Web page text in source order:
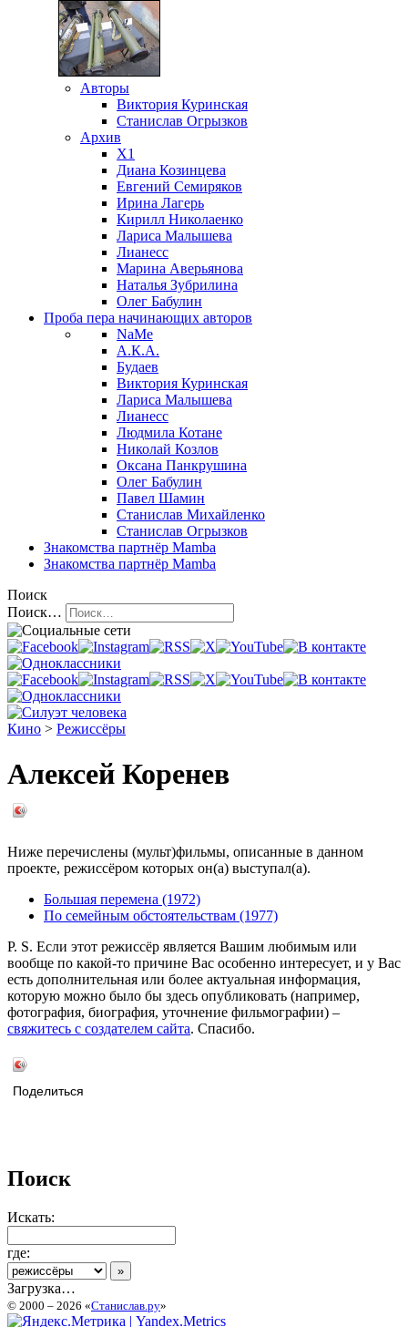
Авторы
Виктория Куринская
Станислав Огрызков
Архив
X1
Диана Козинцева
Евгений Семиряков
Ирина Лагерь
Кирилл Николаенко
Лариса Малышева
Лианесс
Марина Аверьянова
Наталья Зубрилина
Олег Бабулин
Проба пера начинающих авторов
NaMe
А.К.А.
Будаев
Виктория Куринская
Лариса Малышева
Лианесс
Людмила Котане
Николай Козлов
Оксана Панкрушина
Олег Бабулин
Павел Шамин
Станислав Михайленко
Станислав Огрызков
Знакомства партнёр Mamba
Знакомства партнёр Mamba
Поиск
Поиск…
Кино > Режиссёры
Алексей Коренев
Ниже перечислены (мульт)фильмы, описанные в данном
проекте, режиссёром которых он(а) выступал(а).
Большая перемена (1972)
По семейным обстоятельствам (1977)
P. S. Если этот режиссёр является Вашим любимым или
вообще по какой-то причине Вас особенно интересует, и у Вас
есть дополнительная или более актуальная информация,
которую можно было бы здесь опубликовать (например,
фотография, биография, уточнение фильмографии) –
свяжитесь с создателем сайта. Спасибо.
Поделиться
Поиск
Искать:
где:
Загрузка…
© 2000 – 2026 «Станислав.ру»